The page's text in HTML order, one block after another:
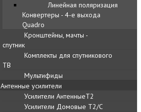
Линейная поляризация
Конвертеры - 4-е выхода
Quadro
Кронштейны, мачты -
спутник
Комплекты для спутникового
ТВ
Мультифиды
Антенные усилители
Усилители АнтенныеТ2
Усилители Домовые Т2/С